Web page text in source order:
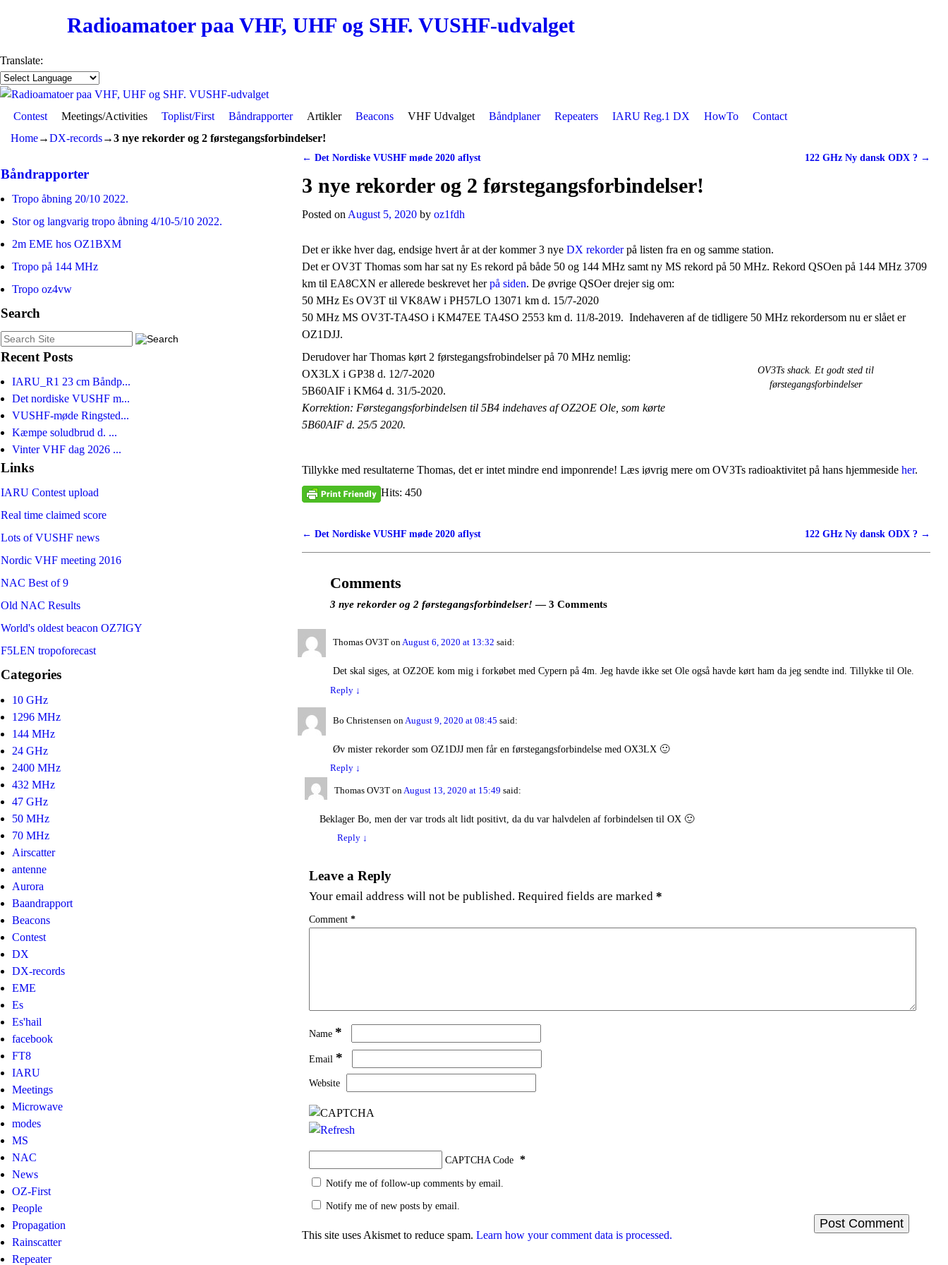
Radioamatoer paa VHF, UHF og SHF. VUSHF-udvalget
Translate:
Skip to primary content
Skip to secondary content
Contest Meetings/Activities Toplist/First Båndrapporter Artikler Beacons VHF Udvalget Båndplaner Repeaters IARU Reg.1 DX HowTo
Contact
Home→DX-records→3 nye rekorder og 2 førstegangsforbindelser!
Båndrapporter
Tropo åbning 20/10 2022.
Stor og langvarig tropo åbning 4/10-5/10 2022.
2m EME hos OZ1BXM
Tropo på 144 MHz
Tropo oz4vw
Search
Recent Posts
IARU_R1 23 cm Båndp...
Det nordiske VUSHF m...
VUSHF-møde Ringsted...
Kæmpe soludbrud d. ...
Vinter VHF dag 2026 ...
Links
IARU Contest upload
Real time claimed score
Lots of VUSHF news
Nordic VHF meeting 2016
NAC Best of 9
Old NAC Results
World's oldest beacon OZ7IGY
F5LEN tropoforecast
Categories
10 GHz
1296 MHz
144 MHz
24 GHz
2400 MHz
432 MHz
47 GHz
50 MHz
70 MHz
Airscatter
antenne
Aurora
Baandrapport
Beacons
Contest
DX
DX-records
EME
Es
Es'hail
facebook
FT8
IARU
Meetings
Microwave
modes
MS
NAC
News
OZ-First
People
Propagation
Rainscatter
Repeater
Post navigation
← Det Nordiske VUSHF møde 2020 aflyst 122 GHz Ny dansk ODX ? →
3 nye rekorder og 2 førstegangsforbindelser!
Posted on August 5, 2020 byoz1fdh
Det er ikke hver dag, endsige hvert år at der kommer 3 nyeDX rekorderpå listen fra en og samme station.
Det er OV3T Thomas som har sat ny Es rekord på både 50 og 144 MHz samt ny MS rekord på 50 MHz. Rekord QSOen på 144 MHz 3709
km til EA8CXN er allerede beskrevet herpå siden. De øvrige QSOer drejer sig om:
50 MHz Es OV3T til VK8AW i PH57LO 13071 km d. 15/7-2020
50 MHz MS OV3T-TA4SO i KM47EE TA4SO 2553 km d. 11/8-2019. Indehaveren af de tidligere 50 MHz rekordersom nu er slået er
OZ1DJJ.
OV3Ts shack. Et godt sted til
førstegangsforbindelser
Derudover har Thomas kørt 2 førstegangsfrobindelser på 70 MHz nemlig:
OX3LX i GP38 d. 12/7-2020
5B60AIF i KM64 d. 31/5-2020.
Korrektion: Førstegangsforbindelsen til 5B4 indehaves af OZ2OE Ole, som kørte
5B60AIF d. 25/5 2020.
Tillykke med resultaterne Thomas, det er intet mindre end imponrende! Læs iøvrig mere om OV3Ts radioaktivitet på hans hjemmesideher.
Hits: 450
Post navigation
← Det Nordiske VUSHF møde 2020 aflyst 122 GHz Ny dansk ODX ? →
Comments
3 nye rekorder og 2 førstegangsforbindelser! — 3 Comments
Thomas OV3T onAugust 6, 2020 at 13:32 said:
Det skal siges, at OZ2OE kom mig i forkøbet med Cypern på 4m. Jeg havde ikke set Ole også havde kørt ham da jeg sendte ind. Tillykke til Ole.
Reply ↓
Bo Christensen on August 9, 2020 at 08:45 said:
Øv mister rekorder som OZ1DJJ men får en førstegangsforbindelse med OX3LX 🙂
Reply ↓
Thomas OV3T on August 13, 2020 at 15:49 said:
Beklager Bo, men der var trods alt lidt positivt, da du var halvdelen af forbindelsen til OX 🙂
Reply ↓
Leave a Reply
Your email address will not be published. Required fields are marked*
Comment*
Name *
Email *
Website
CAPTCHA Code *
Notify me of follow-up comments by email.
Notify me of new posts by email.
This site uses Akismet to reduce spam.Learn how your comment data is processed.